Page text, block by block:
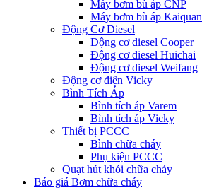
Máy bơm bù áp CNP
Máy bơm bù áp Kaiquan
Động Cơ Diesel
Động cơ diesel Cooper
Động cơ diesel Huichai
Động cơ diesel Weifang
Động cơ điện Vicky
Bình Tích Áp
Bình tích áp Varem
Bình tích áp Vicky
Thiết bị PCCC
Bình chữa cháy
Phụ kiện PCCC
Quạt hút khói chữa cháy
Báo giá Bơm chữa cháy